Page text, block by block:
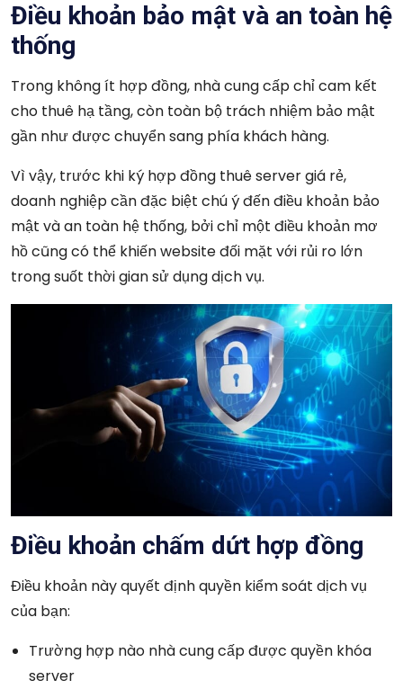
Điều khoản bảo mật và an toàn hệ
thống
Trong không ít hợp đồng, nhà cung cấp chỉ cam kết
cho thuê hạ tầng, còn toàn bộ trách nhiệm bảo mật
gần như được chuyển sang phía khách hàng.
Vì vậy, trước khi ký hợp đồng thuê server giá rẻ,
doanh nghiệp cần đặc biệt chú ý đến điều khoản bảo
mật và an toàn hệ thống, bởi chỉ một điều khoản mơ
hồ cũng có thể khiến website đối mặt với rủi ro lớn
trong suốt thời gian sử dụng dịch vụ.
Điều khoản chấm dứt hợp đồng
Điều khoản này quyết định quyền kiểm soát dịch vụ
của bạn:
Trường hợp nào nhà cung cấp được quyền khóa
server